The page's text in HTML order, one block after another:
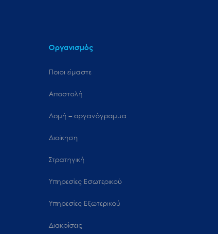
Οργανισμός
Ποιοι είμαστε
Αποστολή
Δομή – οργανόγραμμα
Διοίκηση
Στρατηγική
Υπηρεσίες Εσωτερικού
Υπηρεσίες Εξωτερικού
Διακρίσεις